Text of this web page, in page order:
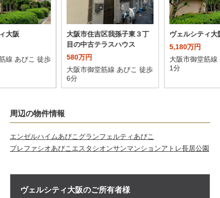
大阪
線 あびこ 徒歩
大阪市住吉区我孫子東３丁
目の中古テラスハウス
580万円
大阪市御堂筋線 あびこ 徒歩
6分
ヴェルシティ大
5,180万円
大阪市御堂筋線
1分
周辺の物件情報
エンゼルハイムあびこ グランフェルティあびこ
プレファシオあびこエスタシオンサンマンションアトレ長居公園
ヴェルシティ大阪のご所有者様